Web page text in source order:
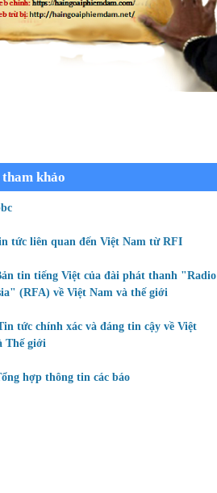
tham khảo
tức liên quan đến Việt Nam từ RFI
tin tiếng Việt của đài phát thanh "Radio
(RFA) về Việt Nam và thế giới
tức chính xác và đáng tin cậy về Việt
Thế giới
hợp thông tin các báo